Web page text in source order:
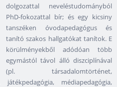
dolgozattal neveléstudományból
PhD-fokozattal bír; és egy kicsiny
tanszéken óvodapedagógus és
tanító szakos hallgatókat tanítok. E
körülményekből adódóan több
egymástól távol álló diszciplínával
(pl. társadalomtörténet,
médiapedagógia,